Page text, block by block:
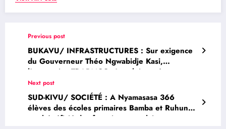
Previous post
BUKAVU/ INFRASTRUCTURES : Sur exigence
du Gouverneur Théo Ngwabidje Kasi,
l’entreprise TRABMCO s’emploie a réparer
toutes les parties mal bitumées sur la routes
nationale Numéro Deux
Next post
SUD-KIVU/ SOCIÉTÉ : A Nyamasasa 366
élèves des écoles primaires Bamba et Ruhunde
ont bénéficié des fournitures scolaires